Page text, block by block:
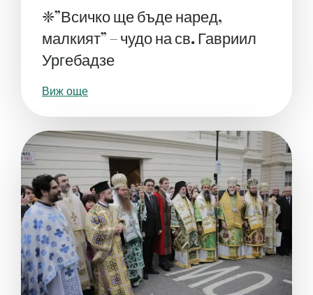
❈”Всичко ще бъде наред,
малкият” – чудо на св. Гавриил
Ургебадзе
Виж още